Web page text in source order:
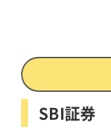
SBI証券